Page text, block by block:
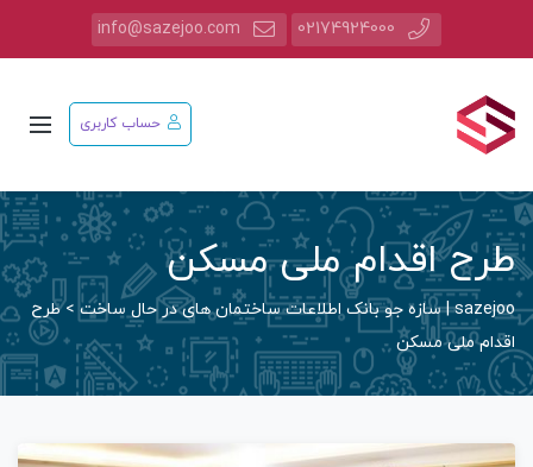
02174924000
info@sazejoo.com
حساب کاربری
طرح اقدام ملی مسکن
sazejoo | سازه جو بانک اطلاعات ساختمان های در حال ساخت >طرح
اقدام ملی مسکن